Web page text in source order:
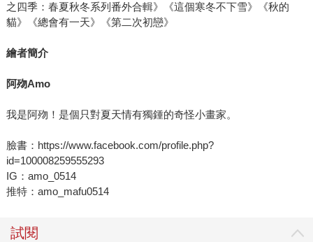
之四季：春夏秋冬系列番外合輯》《這個寒冬不下雪》《秋的
貓》《總會有一天》《第二次初戀》
繪者簡介
阿歾Amo
我是阿歾！是個只對夏天情有獨鍾的奇怪小畫家。
臉書：https://www.facebook.com/profile.php?
id=100008259555293
IG：amo_0514
推特：amo_mafu0514
試閱